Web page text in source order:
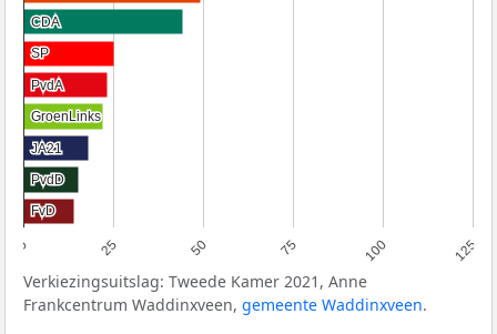
0 25 50 75 100 125
CDA
CDA
SP
SP
PvdA
PvdA
GroenLinks
GroenLinks
JA21
JA21
PvdD
PvdD
FvD
FvD
Verkiezingsuitslag: Tweede Kamer 2021, Anne
Frankcentrum Waddinxveen, gemeente Waddinxveen.